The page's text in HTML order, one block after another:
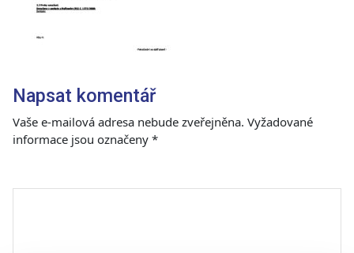
Napsat komentář
Vaše e-mailová adresa nebude zveřejněna. Vyžadované
informace jsou označeny *